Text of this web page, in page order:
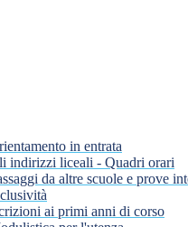
in entrata
indirizzi liceali - Quadri orari
da altre scuole e prove
ai primi anni di corso